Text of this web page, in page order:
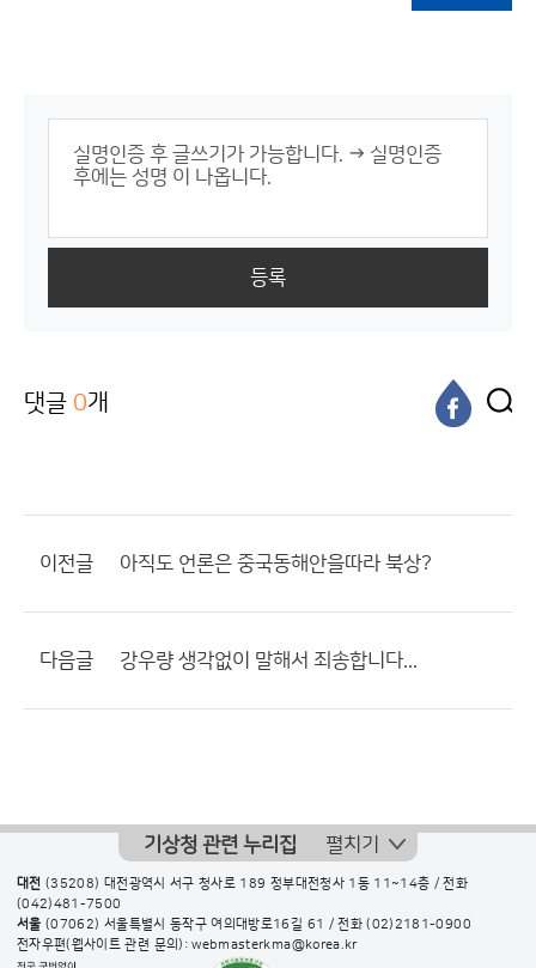
등록
댓글 0개
이전글 아직도 언론은 중국동해안을따라 북상?
다음글 강우량 생각없이 말해서 죄송합니다...
기상청 관련 누리집 펼치기
대전 (35208) 대전광역시 서구 청사로 189 정부대전청사 1동 11~14층 / 전화
(042)481-7500
서울 (07062) 서울특별시 동작구 여의대방로16길 61 / 전화(02)2181-0900
전자우편(웹사이트 관련 문의): webmasterkma@korea.kr